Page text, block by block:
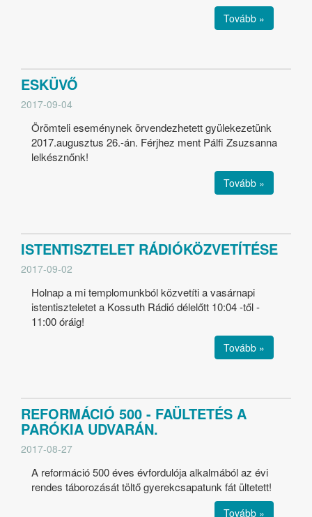
Tovább »
ESKÜVŐ
2017-09-04
Örömteli eseménynek örvendezhetett gyülekezetünk
2017.augusztus 26.-án. Férjhez ment Pálfi Zsuzsanna
lelkésznőnk!
Tovább »
ISTENTISZTELET RÁDIÓKÖZVETÍTÉSE
2017-09-02
Holnap a mi templomunkból közvetíti a vasárnapi
istentiszteletet a Kossuth Rádió délelőtt 10:04 -től -
11:00 óráig!
Tovább »
REFORMÁCIÓ 500 - FAÜLTETÉS A
PARÓKIA UDVARÁN.
2017-08-27
A reformáció 500 éves évfordulója alkalmából az évi
rendes táborozását töltő gyerekcsapatunk fát ültetett!
Tovább »